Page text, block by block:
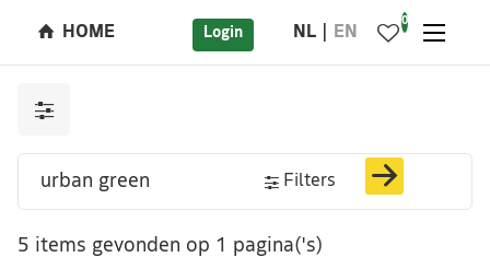
HOME Login NL EN
0
Filters
5 items gevonden op 1 pagina('s)